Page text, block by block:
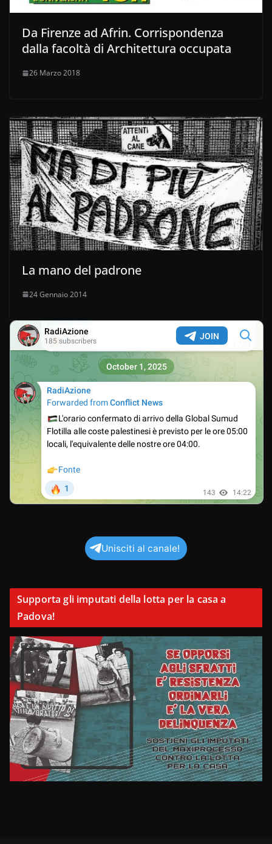
Da Firenze ad Afrin. Corrispondenza
dalla facoltà di Architettura occupata
26 Marzo 2018
La mano del padrone
24 Gennaio 2014
Unisciti al canale!
Supporta gli imputati della lotta per la casa a
Padova!